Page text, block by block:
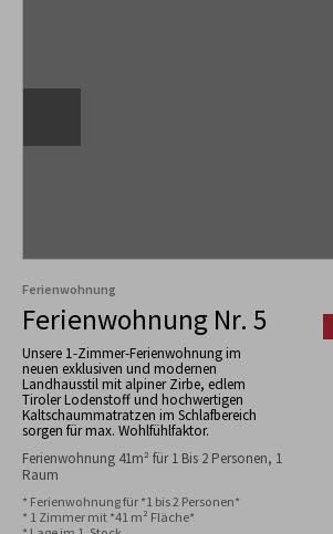
Ferienwohnung
Ferienwohnung Nr. 5
Unsere 1-Zimmer-Ferienwohnung im
neuen exklusiven und modernen
Landhausstil mit alpiner Zirbe, edlem
Tiroler Lodenstoff und hochwertigen
Kaltschaummatratzen im Schlafbereich
sorgen für max. Wohlfühlfaktor.
Ferienwohnung 41m² für 1 Bis 2 Personen, 1
Raum
* Ferienwohnung für *1 bis 2 Personen*
* 1 Zimmer mit *41 m² Fläche*